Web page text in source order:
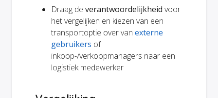
Draag de verantwoordelijkheid voor
het vergelijken en kiezen van een
transportoptie over van externe
gebruikers of
inkoop-/verkoopmanagers naar een
logistiek medewerker